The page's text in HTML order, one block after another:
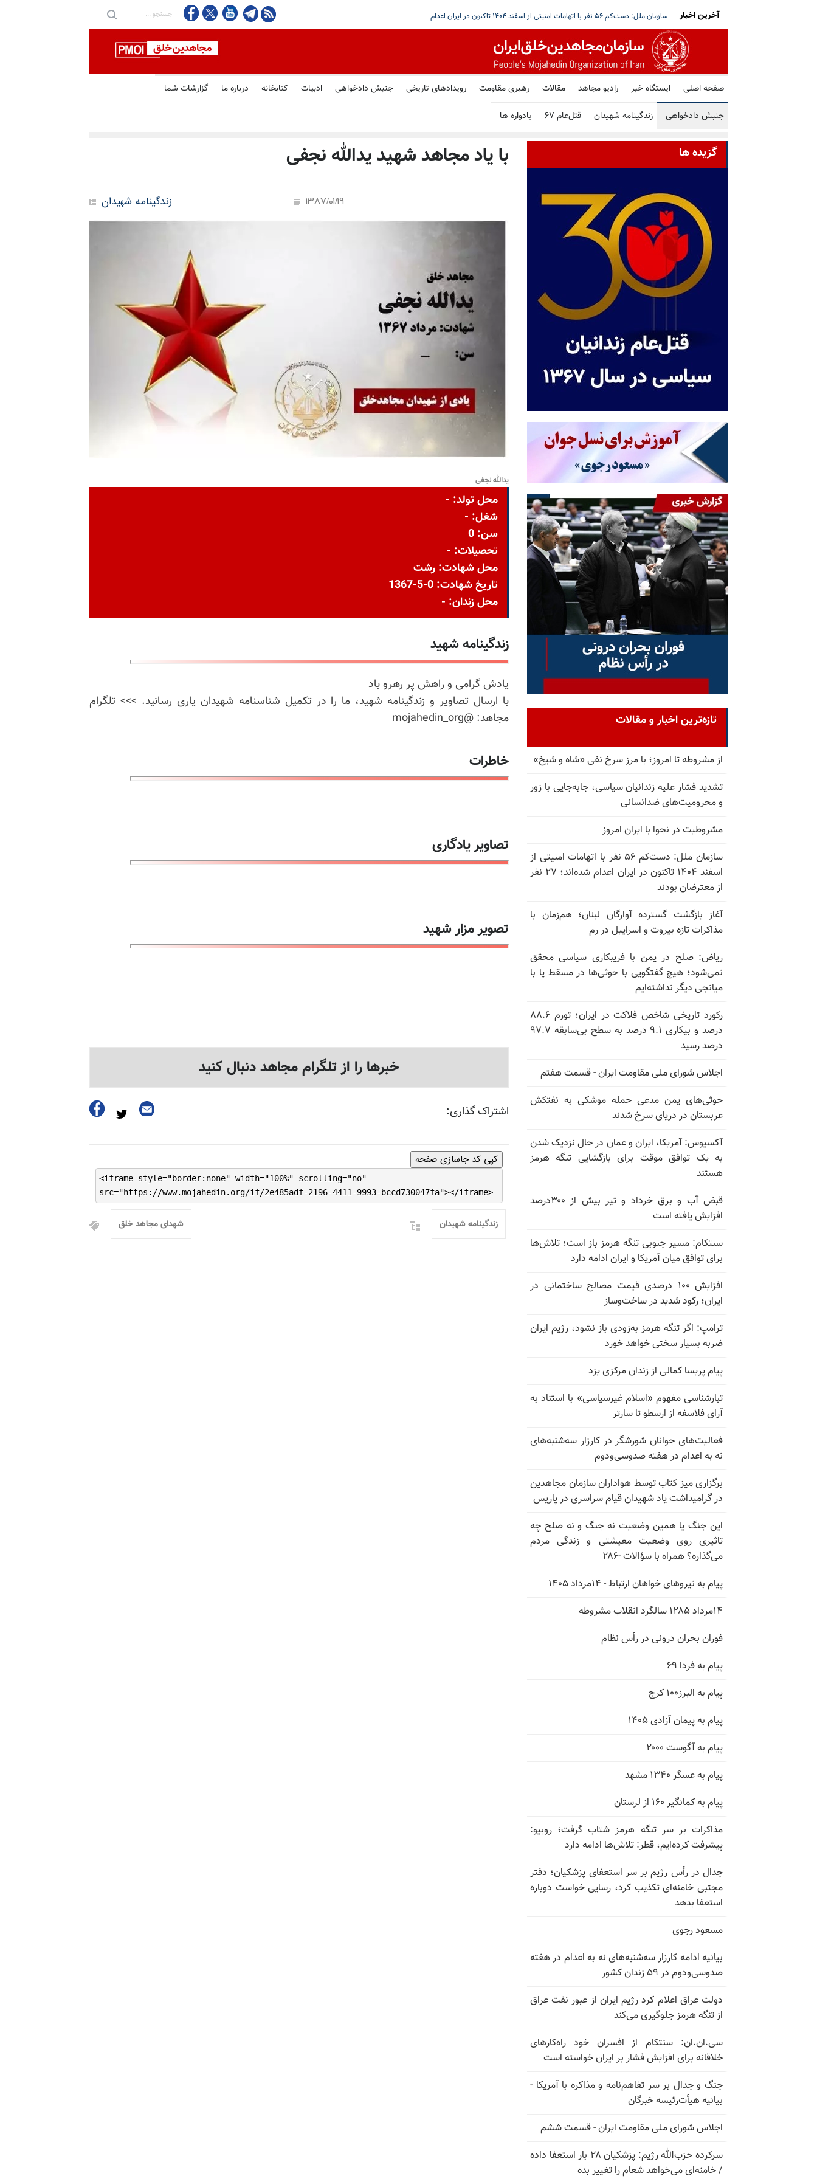
آغاز بازگشت گسترده آوارگان لبنان؛ هم‌زمان با مذاکرات تازه بیروت و اسراییل در رم نمی‌شود؛ هیچ گفتگویی با حوثی‌ها در مسقط
آخرین اخبار
صفحه اصلی ایستگاه خبر رادیو مجاهد مقالات رهبری مقاومت رویدادهای تاریخی جنبش دادخواهی ادبیات کتابخانه درباره ما گزارشات شما
جنبش دادخواهی زندگینامه شهیدان قتل‌عام ۶۷ یادواره ها
با یاد مجاهد شهید یدالله نجفی
زندگینامه شهیدان 1387/01/19
یدالله نجفی
محل تولد: -
شغل: -
سن: 0
تحصیلات: -
محل شهادت: رشت
تاریخ شهادت: 0-5-1367
محل زندان: -
زندگینامه شهید
یادش گرامی و راهش پر رهرو باد
با ارسال تصاویر و زندگینامه شهید، ما را در تکمیل شناسنامه شهیدان یاری رسانید. >>> تلگرام
مجاهد: @mojahedin_org
خاطرات
تصاویر یادگاری
تصویر مزار شهید
خبرها را از تلگرام مجاهد دنبال کنید
اشتراک گذاری:
کپی کد جاسازی صفحه
<iframe style="border:none" width="100%" scrolling="no"
src="https://www.mojahedin.org/if/2e485adf-2196-4411-9993-bccd730047fa"></iframe>
شهدای مجاهد خلق زندگینامه شهیدان
گزیده ها
تازه‌ترین اخبار و مقالات
از مشروطه تا امروز؛ با مرز سرخ نفی «شاه و شیخ»
تشدید فشار علیه زندانیان سیاسی، جابه‌جایی با زور
و محرومیت‌های ضدانسانی
مشروطیت در نجوا با ایران امروز
سازمان ملل: دست‌کم ۵۶ نفر با اتهامات امنیتی از
اسفند ۱۴۰۴ تاکنون در ایران اعدام شده‌اند؛ ۲۷ نفر
از معترضان بودند
آغاز بازگشت گسترده آوارگان لبنان؛ هم‌زمان با
مذاکرات تازه بیروت و اسراییل در رم
ریاض: صلح در یمن با فریبکاری سیاسی محقق
نمی‌شود؛ هیچ گفتگویی با حوثی‌ها در مسقط یا با
میانجی دیگر نداشته‌ایم
رکورد تاریخی شاخص فلاکت در ایران؛ تورم ۸۸.۶
درصد و بیکاری ۹.۱ درصد به سطح بی‌سابقه ۹۷.۷
درصد رسید
اجلاس شورای ملی مقاومت ایران - قسمت هفتم
حوثی‌های یمن مدعی حمله موشکی به نفتکش
عربستان در دریای سرخ شدند
آکسیوس: آمریکا، ایران و عمان در حال نزدیک شدن
به یک توافق موقت برای بازگشایی تنگه هرمز
هستند
قبض آب و برق خرداد و تیر بیش از ۳۰۰درصد
افزایش یافته است
سنتکام: مسیر جنوبی تنگه هرمز باز است؛ تلاش‌ها
برای توافق میان آمریکا و ایران ادامه دارد
افزایش ۱۰۰ درصدی قیمت مصالح ساختمانی در
ایران؛ رکود شدید در ساخت‌وساز
ترامپ: اگر تنگه هرمز به‌زودی باز نشود، رژیم ایران
ضربه بسیار سختی خواهد خورد
پیام پریسا کمالی از زندان مرکزی یزد
تبارشناسی مفهوم «اسلام غیرسیاسی» با استناد به
آرای فلاسفه از ارسطو تا سارتر
فعالیت‌های جوانان شورشگر در کارزار سه‌شنبه‌های
نه به اعدام در هفته صدوسی‌و‌دوم
برگزاری میز کتاب توسط هواداران سازمان مجاهدین
در گرامیداشت یاد شهیدان قیام سراسری در پاریس
این جنگ یا همین وضعیت نه جنگ و نه صلح چه
تاثیری روی وضعیت معیشتی و زندگی مردم
می‌گذاره؟ همراه با سؤالات -۲۸۶
پیام به نیروهای خواهان ارتباط - ۱۴مرداد ۱۴۰۵
۱۴مرداد ۱۲۸۵ سالگرد انقلاب مشروطه
فوران بحران درونی در رأس نظام
پیام به فردا ۶۹
پیام به البرز۱۰۰ کرج
پیام به پیمان آزادی ۱۴۰۵
پیام به آگوست ۲۰۰۰
پیام به عسگر ۱۳۴۰ مشهد
پیام به کمانگیر ۱۶۰ از لرستان
مذاکرات بر سر تنگه هرمز شتاب گرفت؛ روبیو:
پیشرفت کرده‌ایم، قطر: تلاش‌ها ادامه دارد
جدال در رأس رژیم بر سر استعفای پزشکیان؛ دفتر
مجتبی خامنه‌ای تکذیب کرد، رسایی خواست دوباره
استعفا بدهد
مسعود رجوی
بیانیه ادامه کارزار سه‌شنبه‌های نه به اعدام در هفته
صدوسی‌و‌دوم در ۵۹ زندان کشور
دولت عراق اعلام کرد رژیم ایران از عبور نفت عراق
از تنگه هرمز جلوگیری می‌کند
سی.ان.ان: سنتکام از افسران خود راه‌کارهای
خلاقانه برای افزایش فشار بر ایران خواسته است
جنگ و جدال بر سر تفاهم‌نامه و مذاکره با آمریکا -
بیانیه هیأت‌رئیسه خبرگان
اجلاس شورای ملی مقاومت ایران - قسمت ششم
سرکرده حزب‌الله رژیم: پزشکیان ۲۸ بار استعفا داده
/ خامنه‌ای می‌خواهد شعام را تغییر بده